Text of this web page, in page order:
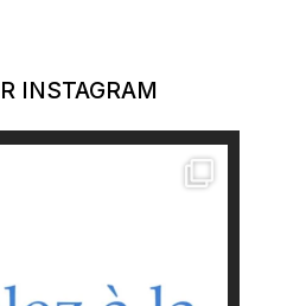
INSTAGRAM